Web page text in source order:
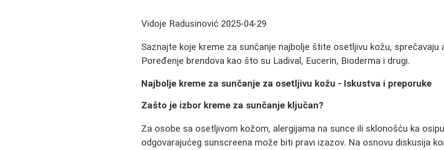
Vidoje Radusinović 2025-04-29
Saznajte koje kreme za sunčanje najbolje štite osetljivu kožu, sprečavaju
Poređenje brendova kao što su Ladival, Eucerin, Bioderma i drugi.
Najbolje kreme za sunčanje za osetljivu kožu - Iskustva i preporuke
Zašto je izbor kreme za sunčanje ključan?
Za osobe sa osetljivom kožom, alergijama na sunce ili sklonošću ka
odgovarajućeg sunscreena može biti pravi izazov. Na osnovu diskusija